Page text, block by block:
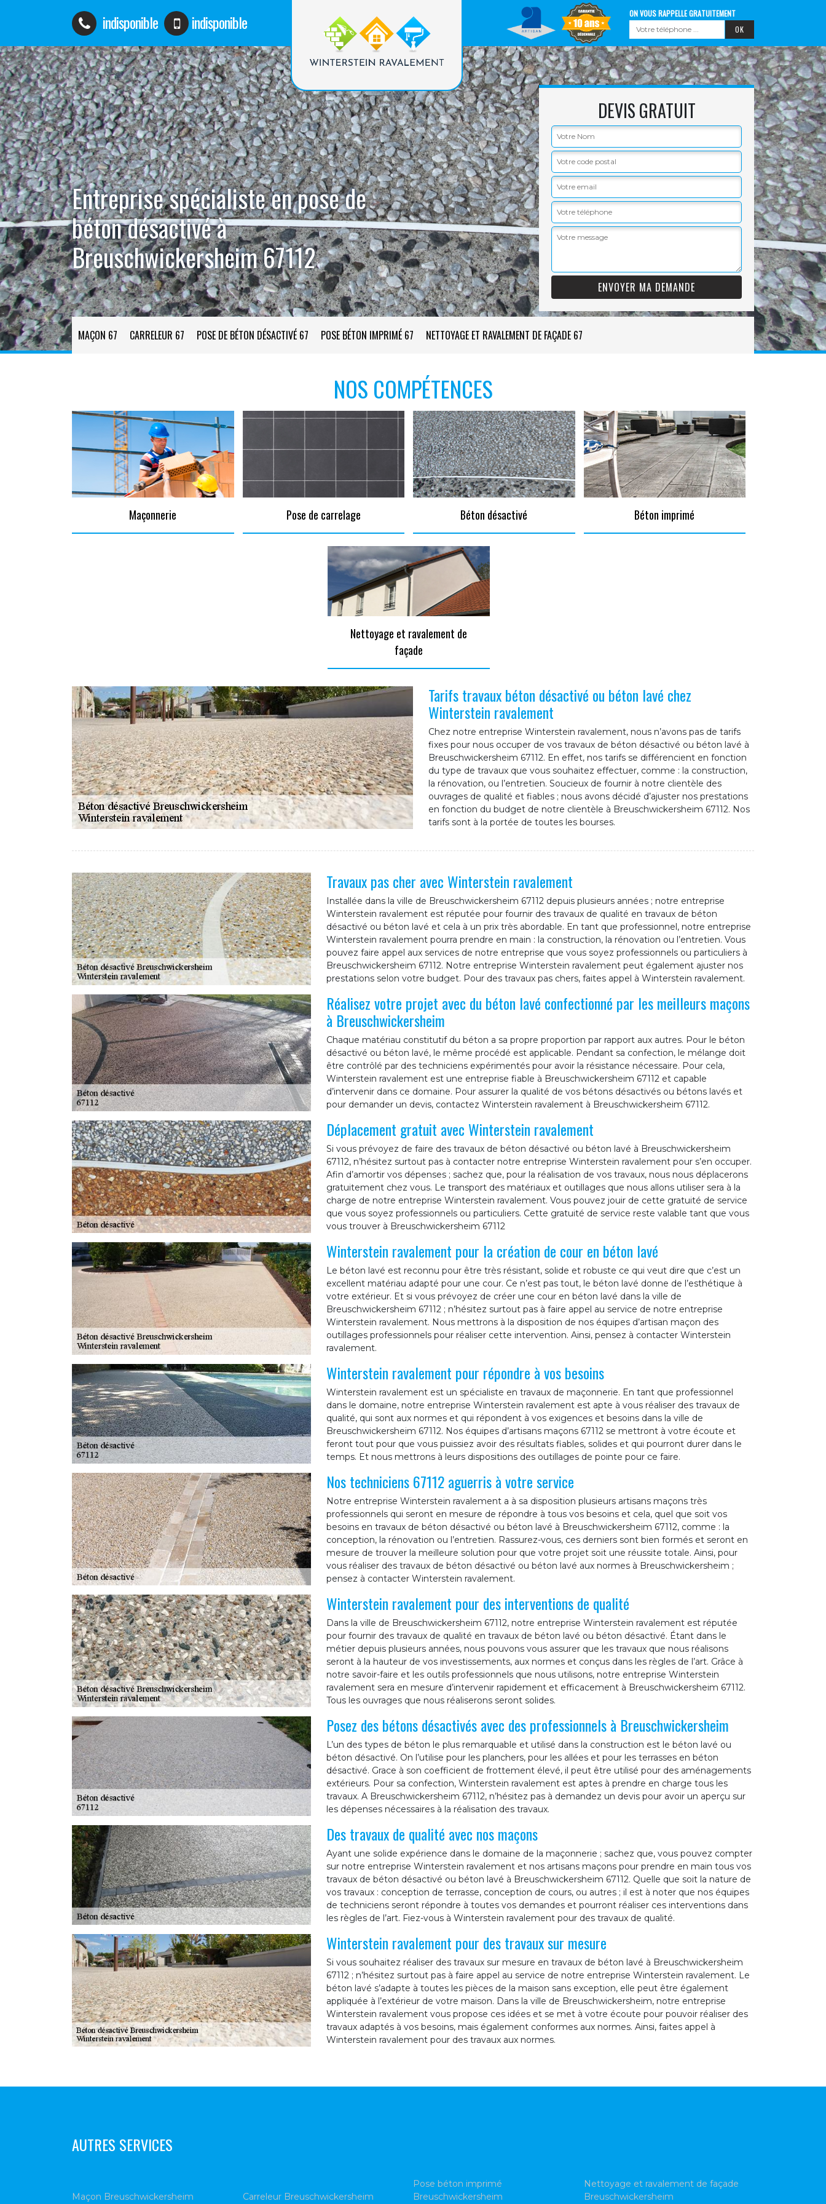
indisponible indisponible ON VOUS RAPPELLE GRATUITEMENT
Entreprise spécialiste en pose de
béton désactivé à
Breuschwickersheim 67112
DEVIS GRATUIT
MAÇON 67 CARRELEUR 67 POSE DE BÉTON DÉSACTIVÉ 67 POSE BÉTON IMPRIMÉ 67 NETTOYAGE ET RAVALEMENT DE FAÇADE 67
NOS COMPÉTENCES
Maçonnerie Pose de carrelage Béton désactivé Béton imprimé
Nettoyage et ravalement de
façade
Tarifs travaux béton désactivé ou béton lavé chez
Winterstein ravalement
Chez notre entreprise Winterstein ravalement, nous n’avons pas de tarifs
fixes pour nous occuper de vos travaux de béton désactivé ou béton lavé à
Breuschwickersheim 67112. En effet, nos tarifs se différencient en fonction
du type de travaux que vous souhaitez effectuer, comme : la construction,
la rénovation, ou l’entretien. Soucieux de fournir à notre clientèle des
ouvrages de qualité et fiables ; nous avons décidé d’ajuster nos prestations
en fonction du budget de notre clientèle à Breuschwickersheim 67112. Nos
tarifs sont à la portée de toutes les bourses.
Travaux pas cher avec Winterstein ravalement
Installée dans la ville de Breuschwickersheim 67112 depuis plusieurs années ; notre entreprise
Winterstein ravalement est réputée pour fournir des travaux de qualité en travaux de béton
désactivé ou béton lavé et cela à un prix très abordable. En tant que professionnel, notre entreprise
Winterstein ravalement pourra prendre en main : la construction, la rénovation ou l’entretien. Vous
pouvez faire appel aux services de notre entreprise que vous soyez professionnels ou particuliers à
Breuschwickersheim 67112. Notre entreprise Winterstein ravalement peut également ajuster nos
prestations selon votre budget. Pour des travaux pas chers, faites appel à Winterstein ravalement.
Réalisez votre projet avec du béton lavé confectionné par les meilleurs maçons
à Breuschwickersheim
Chaque matériau constitutif du béton a sa propre proportion par rapport aux autres. Pour le béton
désactivé ou béton lavé, le même procédé est applicable. Pendant sa confection, le mélange doit
être contrôlé par des techniciens expérimentés pour avoir la résistance nécessaire. Pour cela,
Winterstein ravalement est une entreprise fiable à Breuschwickersheim 67112 et capable
d’intervenir dans ce domaine. Pour assurer la qualité de vos bétons désactivés ou bétons lavés et
pour demander un devis, contactez Winterstein ravalement à Breuschwickersheim 67112.
Déplacement gratuit avec Winterstein ravalement
Si vous prévoyez de faire des travaux de béton désactivé ou béton lavé à Breuschwickersheim
67112, n’hésitez surtout pas à contacter notre entreprise Winterstein ravalement pour s’en occuper.
Afin d’amortir vos dépenses ; sachez que, pour la réalisation de vos travaux, nous nous déplacerons
gratuitement chez vous. Le transport des matériaux et outillages que nous allons utiliser sera à la
charge de notre entreprise Winterstein ravalement. Vous pouvez jouir de cette gratuité de service
que vous soyez professionnels ou particuliers. Cette gratuité de service reste valable tant que vous
vous trouver à Breuschwickersheim 67112
Winterstein ravalement pour la création de cour en béton lavé
Le béton lavé est reconnu pour être très résistant, solide et robuste ce qui veut dire que c’est un
excellent matériau adapté pour une cour. Ce n’est pas tout, le béton lavé donne de l’esthétique à
votre extérieur. Et si vous prévoyez de créer une cour en béton lavé dans la ville de
Breuschwickersheim 67112 ; n’hésitez surtout pas à faire appel au service de notre entreprise
Winterstein ravalement. Nous mettrons à la disposition de nos équipes d’artisan maçon des
outillages professionnels pour réaliser cette intervention. Ainsi, pensez à contacter Winterstein
ravalement.
Winterstein ravalement pour répondre à vos besoins
Winterstein ravalement est un spécialiste en travaux de maçonnerie. En tant que professionnel
dans le domaine, notre entreprise Winterstein ravalement est apte à vous réaliser des travaux de
qualité, qui sont aux normes et qui répondent à vos exigences et besoins dans la ville de
Breuschwickersheim 67112. Nos équipes d’artisans maçons 67112 se mettront à votre écoute et
feront tout pour que vous puissiez avoir des résultats fiables, solides et qui pourront durer dans le
temps. Et nous mettrons à leurs dispositions des outillages de pointe pour ce faire.
Nos techniciens 67112 aguerris à votre service
Notre entreprise Winterstein ravalement a à sa disposition plusieurs artisans maçons très
professionnels qui seront en mesure de répondre à tous vos besoins et cela, quel que soit vos
besoins en travaux de béton désactivé ou béton lavé à Breuschwickersheim 67112, comme : la
conception, la rénovation ou l’entretien. Rassurez-vous, ces derniers sont bien formés et seront en
mesure de trouver la meilleure solution pour que votre projet soit une réussite totale. Ainsi, pour
vous réaliser des travaux de béton désactivé ou béton lavé aux normes à Breuschwickersheim ;
pensez à contacter Winterstein ravalement.
Winterstein ravalement pour des interventions de qualité
Dans la ville de Breuschwickersheim 67112, notre entreprise Winterstein ravalement est réputée
pour fournir des travaux de qualité en travaux de béton lavé ou béton désactivé. Étant dans le
métier depuis plusieurs années, nous pouvons vous assurer que les travaux que nous réalisons
seront à la hauteur de vos investissements, aux normes et conçus dans les règles de l’art. Grâce à
notre savoir-faire et les outils professionnels que nous utilisons, notre entreprise Winterstein
ravalement sera en mesure d’intervenir rapidement et efficacement à Breuschwickersheim 67112.
Tous les ouvrages que nous réaliserons seront solides.
Posez des bétons désactivés avec des professionnels à Breuschwickersheim
L’un des types de béton le plus remarquable et utilisé dans la construction est le béton lavé ou
béton désactivé. On l’utilise pour les planchers, pour les allées et pour les terrasses en béton
désactivé. Grace à son coefficient de frottement élevé, il peut être utilisé pour des aménagements
extérieurs. Pour sa confection, Winterstein ravalement est aptes à prendre en charge tous les
travaux. A Breuschwickersheim 67112, n’hésitez pas à demandez un devis pour avoir un aperçu sur
les dépenses nécessaires à la réalisation des travaux.
Des travaux de qualité avec nos maçons
Ayant une solide expérience dans le domaine de la maçonnerie ; sachez que, vous pouvez compter
sur notre entreprise Winterstein ravalement et nos artisans maçons pour prendre en main tous vos
travaux de béton désactivé ou béton lavé à Breuschwickersheim 67112. Quelle que soit la nature de
vos travaux : conception de terrasse, conception de cours, ou autres ; il est à noter que nos équipes
de techniciens seront répondre à toutes vos demandes et pourront réaliser ces interventions dans
les règles de l’art. Fiez-vous à Winterstein ravalement pour des travaux de qualité.
Winterstein ravalement pour des travaux sur mesure
Si vous souhaitez réaliser des travaux sur mesure en travaux de béton lavé à Breuschwickersheim
67112 ; n’hésitez surtout pas à faire appel au service de notre entreprise Winterstein ravalement. Le
béton lavé s’adapte à toutes les pièces de la maison sans exception, elle peut être également
appliquée à l’extérieur de votre maison. Dans la ville de Breuschwickersheim, notre entreprise
Winterstein ravalement vous propose ces idées et se met à votre écoute pour pouvoir réaliser des
travaux adaptés à vos besoins, mais également conformes aux normes. Ainsi, faites appel à
Winterstein ravalement pour des travaux aux normes.
AUTRES SERVICES
Maçon Breuschwickersheim Carreleur Breuschwickersheim
Pose béton imprimé
Breuschwickersheim
Nettoyage et ravalement de façade
Breuschwickersheim